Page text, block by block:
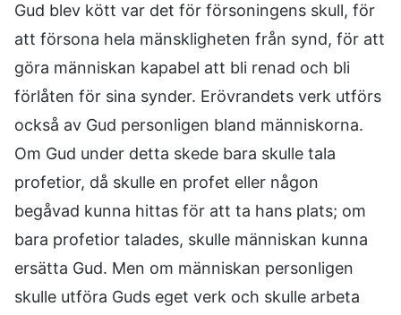
Gud blev kött var det för försoningens skull, för
att försona hela mänskligheten från synd, för att
göra människan kapabel att bli renad och bli
förlåten för sina synder. Erövrandets verk utförs
också av Gud personligen bland människorna.
Om Gud under detta skede bara skulle tala
profetior, då skulle en profet eller någon
begåvad kunna hittas för att ta hans plats; om
bara profetior talades, skulle människan kunna
ersätta Gud. Men om människan personligen
skulle utföra Guds eget verk och skulle arbeta